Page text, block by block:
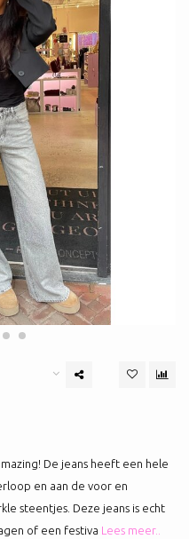
De jeans heeft een hele
en aan de voor en
steentjes. Deze jeans is echt
of een festiva Lees meer..